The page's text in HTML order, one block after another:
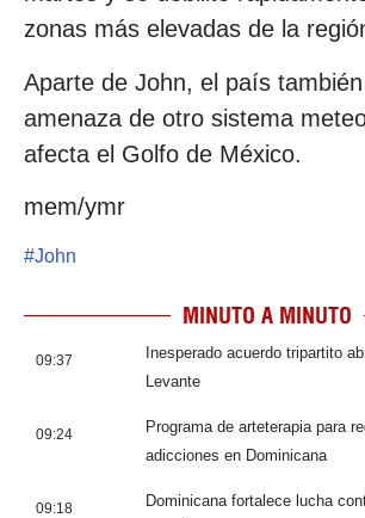
zonas más elevadas de la
Aparte de John, el país
amenaza de otro sistema
afecta el Golfo de México.
mem/ymr
#John
MINUTO A MINUTO
09:37
Inesperado acuerdo tripartito
Levante
09:24
Programa de arteterapia para
adicciones en Dominicana
09:18
Dominicana fortalece lucha